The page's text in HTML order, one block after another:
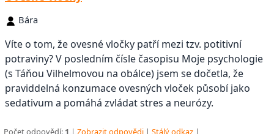
Bára
Víte o tom, že ovesné vločky patří mezi tzv. potitivní
potraviny? V posledním čísle časopisu Moje psychologie
(s Táňou Vilhelmovou na obálce) jsem se dočetla, že
praviddelná konzumace ovesných vloček působí jako
sedativum a pomáhá zvládat stres a neurózy.
Počet odpovědí: 1 |Zobrazit odpovědi |Stálý odkaz |